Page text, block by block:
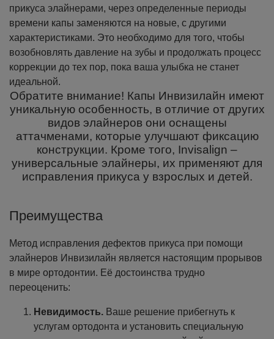
прикуса элайнерами, через определенные периоды
времени капы заменяются на новые, с другими
характеристиками. Это необходимо для того, чтобы
возобновлять давление на зубы и продолжать процесс
коррекции до тех пор, пока ваша улыбка не станет
идеальной.
Обратите внимание! Капы Инвизилайн имеют
уникальную особенность, в отличие от других
видов элайнеров они оснащены
аттачменами, которые улучшают фиксацию
конструкции. Кроме того, Invisalign –
универсальные элайнеры, их применяют для
исправления прикуса у взрослых и детей.
Преимущества
Метод исправления дефектов прикуса при помощи
элайнеров Инвизилайн является настоящим прорывов
в мире ортодонтии. Её достоинства трудно
переоценить:
Невидимость. Ваше решение прибегнуть к
услугам ортодонта и установить специальную